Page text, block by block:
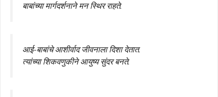
बाबांच्या मार्गदर्शनाने मन स्थिर राहते.
आई-बाबांचे आशीर्वाद जीवनाला दिशा देतात.
त्यांच्या शिकवणुकीने आयुष्य सुंदर बनते.